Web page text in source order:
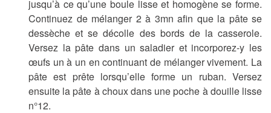
jusqu’à ce qu’une boule lisse et homogène se forme.
Continuez de mélanger 2 à 3mn afin que la pâte se
dessèche et se décolle des bords de la casserole.
Versez la pâte dans un saladier et incorporez-y les
œufs un à un en continuant de mélanger vivement. La
pâte est prête lorsqu’elle forme un ruban. Versez
ensuite la pâte à choux dans une poche à douille lisse
n°12.